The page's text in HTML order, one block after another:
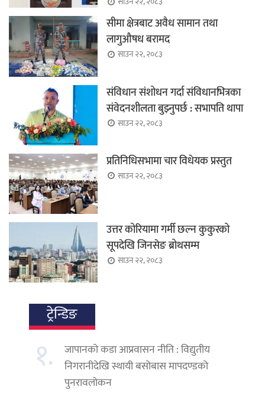
सीमा क्षेत्रबाट अवैध सामान तथा
लागुऔषध बरामद
साउन २२, २०८३
संविधान संशोधन गर्दा संविधानभित्रका
संवेदनशीलता बुझ्नुपर्छ : सभापति थापा
साउन २२, २०८३
प्रतिनिधिसभामा चार विधेयक प्रस्तुत
साउन २२, २०८३
उत्तर कोरियामा गर्मी छल्न कुकुरको
सूपदेखि जिनसेङ ब्रोथसम्म
साउन २२, २०८३
ट्रेन्डिङ
१.
जापानको कडा आप्रवासन नीति : विद्युतीय
निगरानीदेखि स्थायी बसोबास मापदण्डको
पुनरावलोकन